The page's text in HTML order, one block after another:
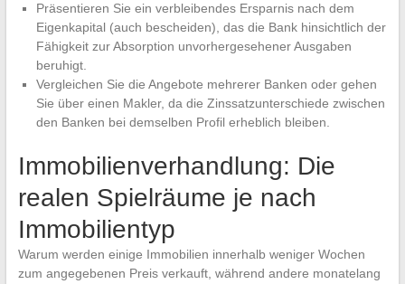
Präsentieren Sie ein verbleibendes Ersparnis nach dem
Eigenkapital (auch bescheiden), das die Bank hinsichtlich der
Fähigkeit zur Absorption unvorhergesehener Ausgaben
beruhigt.
Vergleichen Sie die Angebote mehrerer Banken oder gehen
Sie über einen Makler, da die Zinssatzunterschiede zwischen
den Banken bei demselben Profil erheblich bleiben.
Immobilienverhandlung: Die
realen Spielräume je nach
Immobilientyp
Warum werden einige Immobilien innerhalb weniger Wochen
zum angegebenen Preis verkauft, während andere monatelang